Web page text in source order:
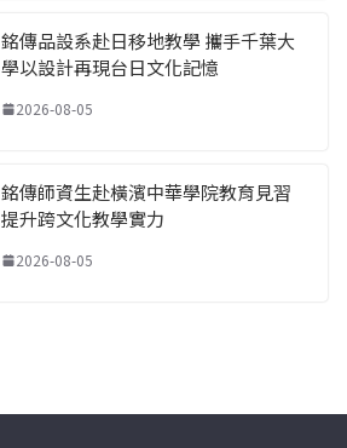
銘傳品設系赴日移地教學 攜手千葉大
學以設計再現台日文化記憶
2026-08-05
銘傳師資生赴橫濱中華學院教育見習
提升跨文化教學實力
2026-08-05